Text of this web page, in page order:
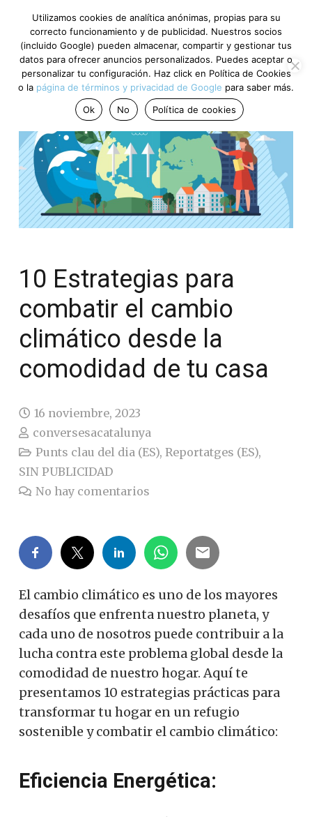
10 Estrategias para
combatir el cambio
climático desde la
comodidad de tu casa
16 noviembre, 2023
conversesacatalunya
Punts clau del dia (ES),Reportatges (ES),
SIN PUBLICIDAD
No hay comentarios
El cambio climático es uno de los mayores
desafíos que enfrenta nuestro planeta, y
cada uno de nosotros puede contribuir a la
lucha contra este problema global desde la
comodidad de nuestro hogar. Aquí te
presentamos 10 estrategias prácticas para
transformar tu hogar en un refugio
sostenible y combatir el cambio climático:
Eficiencia Energética:
Utilizamos cookies de analítica anónimas, propias para su
correcto funcionamiento y de publicidad. Nuestros socios
(incluido Google) pueden almacenar, compartir y gestionar tus
datos para ofrecer anuncios personalizados. Puedes aceptar o
personalizar tu configuración. Haz click en Política de Cookies
o la página de términos y privacidad de Google para saber más.
Ok
No Política de cookies